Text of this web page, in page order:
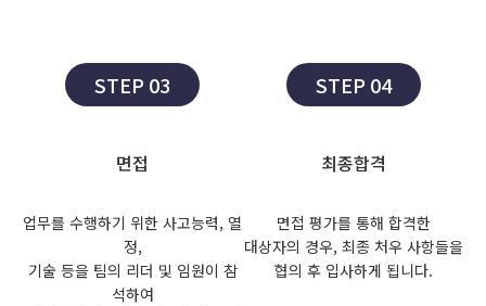
STEP 03
면접
업무를 수행하기 위한 사고능력, 열
정,
기술 등을 팀의 리더 및 임원이 참
석하여
STEP 04
최종합격
면접 평가를 통해 합격한
대상자의 경우, 최종 처우 사항들을
협의 후 입사하게 됩니다.